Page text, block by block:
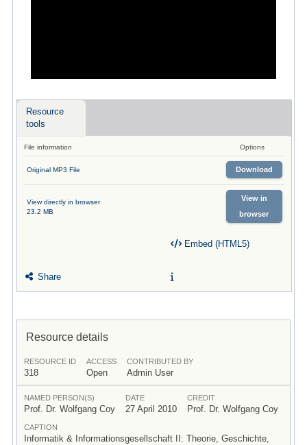
Resource
tools
File information Options
Original MP3 File Download
View directly in browser
23.2 MB
View in
browser
Share
Embed (HTML5)
Resource details
RESOURCE ID
318
ACCESS
Open
CONTRIBUTED BY
Admin User
NAMED PERSON(S)
Prof. Dr. Wolfgang Coy
DATE
27 April 2010
CREDIT
Prof. Dr. Wolfgang Coy
CAPTION
Informatik & Informationsgesellschaft II: Theorie, Geschichte,